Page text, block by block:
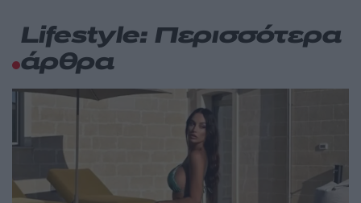
Lifestyle: Περισσότερα
άρθρα